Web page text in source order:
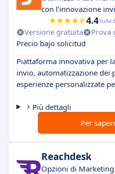
con l'innovazione
4.4Sulla
Versione gratuita Prova
Precio bajo solicitud
Piattaforma innovativa per
invio, automatizzazione dei
esperienze personalizzate
Più dettagli
Per
Reachdesk
Opzioni di Marketing